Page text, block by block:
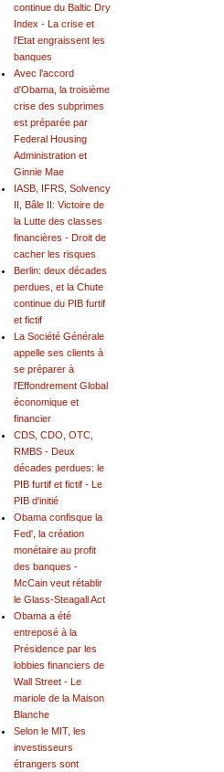
continue du Baltic Dry
Index - La crise et
l'Etat engraissent les
banques
Avec l'accord
d'Obama, la troisième
crise des subprimes
est préparée par
Federal Housing
Administration et
Ginnie Mae
IASB, IFRS, Solvency
II, Bâle II: Victoire de
la Lutte des classes
financières - Droit de
cacher les risques
Berlin: deux décades
perdues, et la Chute
continue du PIB furtif
et fictif
La Société Générale
appelle ses clients à
se préparer à
l'Effondrement Global
économique et
financier
CDS, CDO, OTC,
RMBS - Deux
décades perdues: le
PIB furtif et fictif - Le
PIB d'initié
Obama confisque la
Fed', la création
monétaire au profit
des banques -
McCain veut rétablir
le Glass-Steagall Act
Obama a été
entreposé à la
Présidence par les
lobbies financiers de
Wall Street - Le
mariole de la Maison
Blanche
Selon le MIT, les
investisseurs
étrangers sont